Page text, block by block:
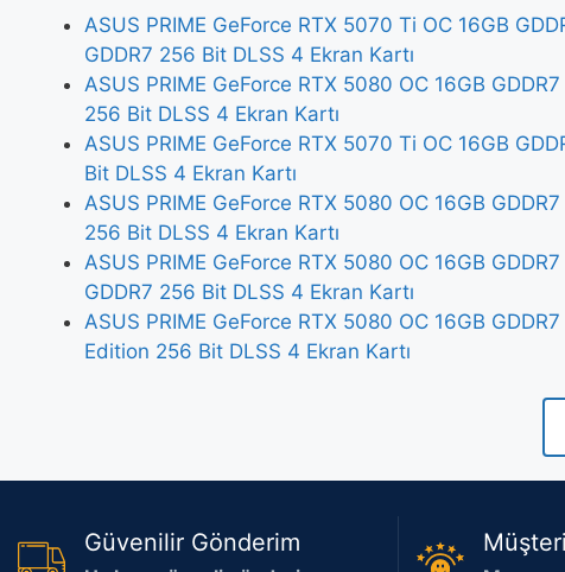
ASUS PRIME GeForce RTX 5070 Ti OC 16GB
GDDR7 256 Bit DLSS 4 Ekran Kartı
ASUS PRIME GeForce RTX 5080 OC 16GB
256 Bit DLSS 4 Ekran Kartı
ASUS PRIME GeForce RTX 5070 Ti OC 16GB
Bit DLSS 4 Ekran Kartı
ASUS PRIME GeForce RTX 5080 OC 16GB
256 Bit DLSS 4 Ekran Kartı
ASUS PRIME GeForce RTX 5080 OC 16GB
GDDR7 256 Bit DLSS 4 Ekran Kartı
ASUS PRIME GeForce RTX 5080 OC 16GB
Edition 256 Bit DLSS 4 Ekran Kartı
Güvenilir Gönderim